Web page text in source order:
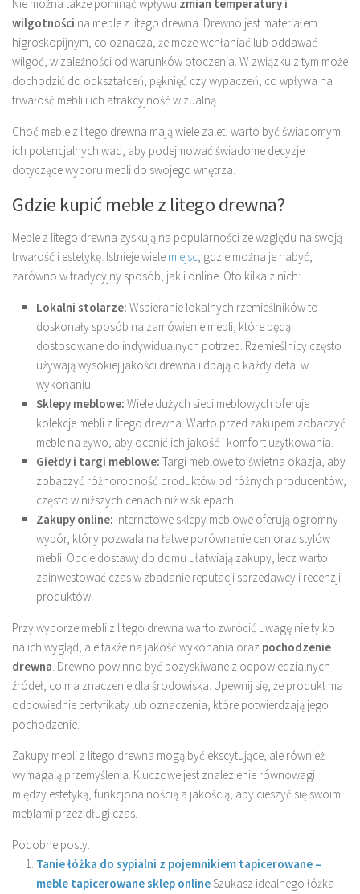
Nie można także pominąć wpływu zmian temperatury i
wilgotności na meble z litego drewna. Drewno jest materiałem
higroskopijnym, co oznacza, że może wchłaniać lub oddawać
wilgoć, w zależności od warunków otoczenia. W związku z tym może
dochodzić do odkształceń, pęknięć czy wypaczeń, co wpływa na
trwałość mebli i ich atrakcyjność wizualną.
Choć meble z litego drewna mają wiele zalet, warto być świadomym
ich potencjalnych wad, aby podejmować świadome decyzje
dotyczące wyboru mebli do swojego wnętrza.
Gdzie kupić meble z litego drewna?
Meble z litego drewna zyskują na popularności ze względu na swoją
trwałość i estetykę. Istnieje wiele miejsc, gdzie można je nabyć,
zarówno w tradycyjny sposób, jak i online. Oto kilka z nich:
Lokalni stolarze: Wspieranie lokalnych rzemieślników to
doskonały sposób na zamówienie mebli, które będą
dostosowane do indywidualnych potrzeb. Rzemieślnicy często
używają wysokiej jakości drewna i dbają o każdy detal w
wykonaniu.
Sklepy meblowe: Wiele dużych sieci meblowych oferuje
kolekcje mebli z litego drewna. Warto przed zakupem zobaczyć
meble na żywo, aby ocenić ich jakość i komfort użytkowania.
Giełdy i targi meblowe: Targi meblowe to świetna okazja, aby
zobaczyć różnorodność produktów od różnych producentów,
często w niższych cenach niż w sklepach.
Zakupy online: Internetowe sklepy meblowe oferują ogromny
wybór, który pozwala na łatwe porównanie cen oraz stylów
mebli. Opcje dostawy do domu ułatwiają zakupy, lecz warto
zainwestować czas w zbadanie reputacji sprzedawcy i recenzji
produktów.
Przy wyborze mebli z litego drewna warto zwrócić uwagę nie tylko
na ich wygląd, ale także na jakość wykonania oraz pochodzenie
drewna. Drewno powinno być pozyskiwane z odpowiedzialnych
źródeł, co ma znaczenie dla środowiska. Upewnij się, że produkt ma
odpowiednie certyfikaty lub oznaczenia, które potwierdzają jego
pochodzenie.
Zakupy mebli z litego drewna mogą być ekscytujące, ale również
wymagają przemyślenia. Kluczowe jest znalezienie równowagi
między estetyką, funkcjonalnością a jakością, aby cieszyć się swoimi
meblami przez długi czas.
Podobne posty:
Tanie łóżka do sypialni z pojemnikiem tapicerowane –
meble tapicerowane sklep onlineSzukasz idealnego łóżka